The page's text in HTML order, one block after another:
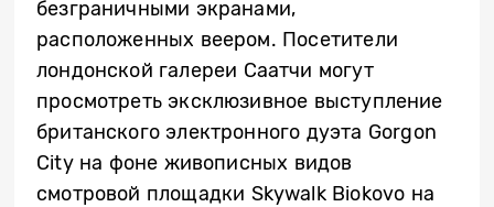
безграничными экранами,
расположенных веером. Посетители
лондонской галереи Саатчи могут
просмотреть эксклюзивное выступление
британского электронного дуэта Gorgon
City на фоне живописных видов
смотровой площадки Skywalk Biokovo на